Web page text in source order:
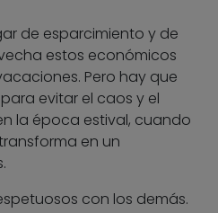
de esparcimiento y de
estos económicos
Pero hay que
evitar el caos y el
la época estival, cuando
en un
con los demás.